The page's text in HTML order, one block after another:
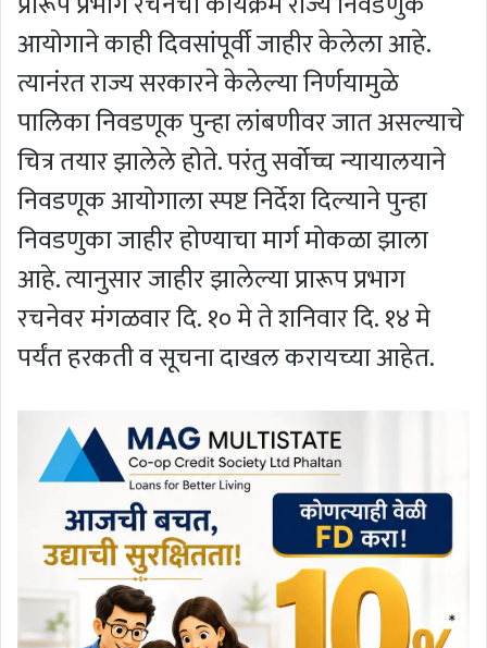
आयोगाने काही दिवसांपूर्वी जाहीर केलेला आहे.
त्यानंरत राज्य सरकारने केलेल्या निर्णयामुळे
पालिका निवडणूक पुन्हा लांबणीवर जात असल्याचे
चित्र तयार झालेले होते. परंतु सर्वोच्च न्यायालयाने
निवडणूक आयोगाला स्पष्ट निर्देश दिल्याने पुन्हा
निवडणुका जाहीर होण्याचा मार्ग मोकळा झाला
आहे. त्यानुसार जाहीर झालेल्या प्रारूप प्रभाग
रचनेवर मंगळवार दि. १० मे ते शनिवार दि. १४ मे
पर्यंत हरकती व सूचना दाखल करायच्या आहेत.